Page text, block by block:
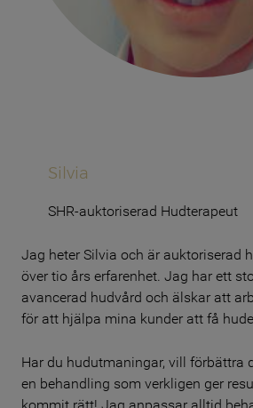
Silvia
SHR-auktoriserad Hudterapeut
Jag heter Silvia och är auktoriserad
över tio års erfarenhet. Jag har ett
avancerad hudvård och älskar att
för att hjälpa mina kunder att få
Har du hudutmaningar, vill förbättra
en behandling som verkligen ger